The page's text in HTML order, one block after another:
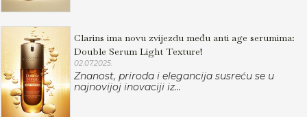
Clarins ima novu zvijezdu među anti age serumima:
Double Serum Light Texture!
02.07.2025.
Znanost, priroda i elegancija susreću se u
najnovijoj inovaciji iz...